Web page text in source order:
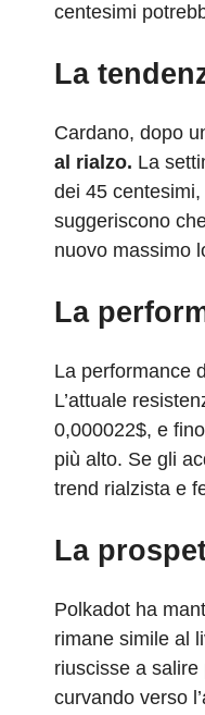
centesimi
La
Cardano, dopo
al rialzo. La
dei 45 centesimi,
suggeriscono
nuovo massimo
La
La performance
L’attuale
0,000022$, e
più alto. Se gli
trend rialzista e
La
Polkadot ha
rimane simile al
riuscisse a
curvando verso